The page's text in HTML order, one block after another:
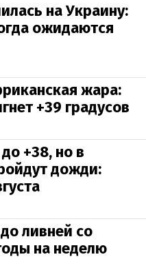
на Украину:
ожидаются
жара:
+39 градусов
+38, но в
дожди:
ливней со
на неделю